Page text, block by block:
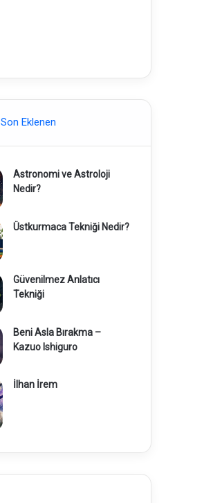
Son Eklenen
Astronomi ve Astroloji
Nedir?
Üstkurmaca Tekniği Nedir?
Güvenilmez Anlatıcı
Tekniği
Beni Asla Bırakma –
Kazuo Ishiguro
İlhan İrem